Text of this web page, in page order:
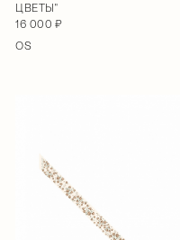
ЦВЕТЫ"
16 000 ₽
OS